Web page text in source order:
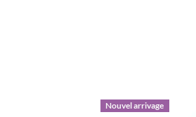
Nouvel arrivage